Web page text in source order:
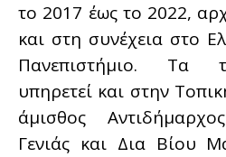
το 2017 έως το 2022,
και στη συνέχεια στο
Πανεπιστήμιο. Τα
υπηρετεί και στην
άμισθος
Γενιάς και Δια Βίου